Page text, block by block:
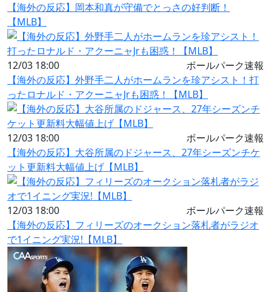
【海外の反応】岡本和真が守備でとっさの好判断！
【MLB】
12/03 18:00
ボールパーク速報
【海外の反応】外野手二人がホームランを珍アシスト！打
ったロナルド・アクーニャJrも困惑！【MLB】
12/03 18:00
ボールパーク速報
【海外の反応】大谷所属のドジャース、27年シーズンチケ
ット更新料大幅値上げ【MLB】
12/03 18:00
ボールパーク速報
【海外の反応】フィリーズのオークション落札者がラジオ
で1イニング実況!【MLB】